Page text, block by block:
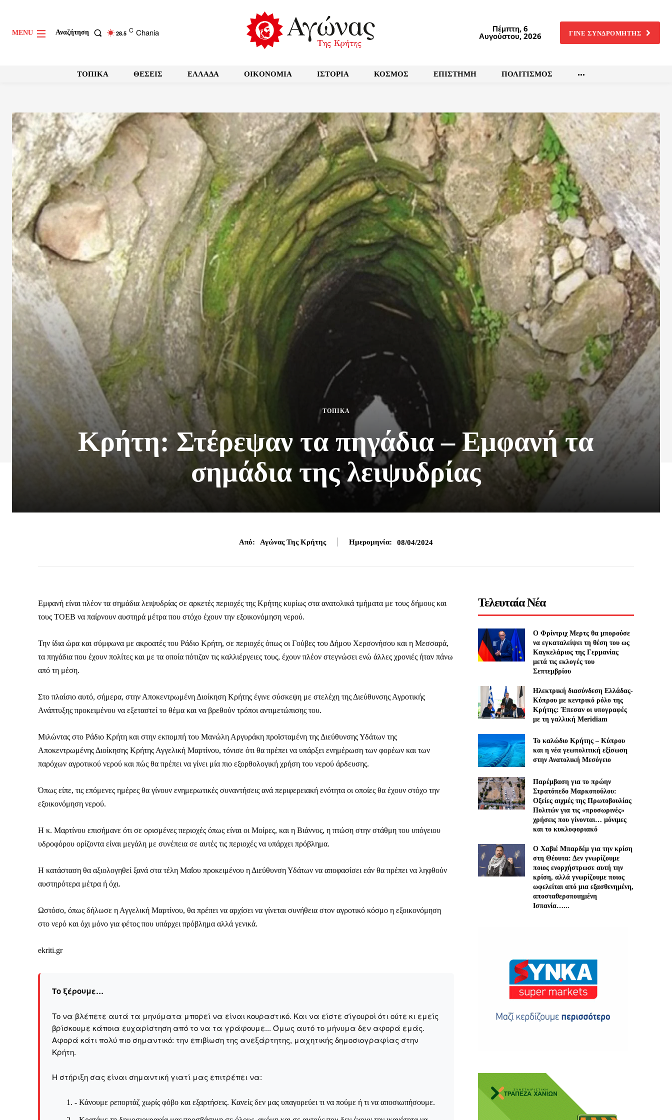
Καθημερινή Μαχητική
MENU Αναζήτηση 28.5 C Chania Πέμπτη, 6
Αυγούστου, 2026 ΓΙΝΕ ΣΥΝΔΡΟΜΗΤΗΣ
ΤΟΠΙΚΑ ΘΕΣΕΙΣ ΕΛΛΑΔΑ OIKONOMIA ΙΣΤΟΡΙΑ ΚΟΣΜΟΣ ΕΠΙΣΤΗΜΗ ΠΟΛΙΤΙΣΜΟΣ
ΤΟΠΙΚΑ
Κρήτη: Στέρεψαν τα πηγάδια – Εμφανή τα
σημάδια της λειψυδρίας
Από: Αγώνας Της Κρήτης Ημερομηνία: 08/04/2024
Εμφανή είναι πλέον τα σημάδια λειψυδρίας σε αρκετές περιοχές της Κρήτης κυρίως στα ανατολικά τμήματα με τους δήμους και
τους ΤΟΕΒ να παίρνουν αυστηρά μέτρα που στόχο έχουν την εξοικονόμηση νερού.
Την ίδια ώρα και σύμφωνα με ακροατές του Ράδιο Κρήτη, σε περιοχές όπως οι Γούβες του Δήμου Χερσονήσου και η Μεσσαρά,
τα πηγάδια που έχουν πολίτες και με τα οποία πότιζαν τις καλλιέργειες τους, έχουν πλέον στεγνώσει ενώ άλλες χρονιές ήταν πάνω
από τη μέση.
Στο πλαίσιο αυτό, σήμερα, στην Αποκεντρωμένη Διοίκηση Κρήτης έγινε σύσκεψη με στελέχη της Διεύθυνσης Αγροτικής
Ανάπτυξης προκειμένου να εξεταστεί το θέμα και να βρεθούν τρόποι αντιμετώπισης του.
Μιλώντας στο Ράδιο Κρήτη και στην εκπομπή του Μανώλη Αργυράκη προϊσταμένη της Διεύθυνσης Υδάτων της
Αποκεντρωμένης Διοίκησης Κρήτης Αγγελική Μαρτίνου, τόνισε ότι θα πρέπει να υπάρξει ενημέρωση των φορέων και των
παρόχων αγροτικού νερού και πώς θα πρέπει να γίνει μία πιο εξορθολογική χρήση του νερού άρδευσης.
Όπως είπε, τις επόμενες ημέρες θα γίνουν ενημερωτικές συναντήσεις ανά περιφερειακή ενότητα οι οποίες θα έχουν στόχο την
εξοικονόμηση νερού.
Η κ. Μαρτίνου επισήμανε ότι σε ορισμένες περιοχές όπως είναι οι Μοίρες, και η Βιάννος, η πτώση στην στάθμη του υπόγειου
υδροφόρου ορίζοντα είναι μεγάλη με συνέπεια σε αυτές τις περιοχές να υπάρχει πρόβλημα.
Η κατάσταση θα αξιολογηθεί ξανά στα τέλη Μαΐου προκειμένου η Διεύθυνση Υδάτων να αποφασίσει εάν θα πρέπει να ληφθούν
αυστηρότερα μέτρα ή όχι.
Ωστόσο, όπως δήλωσε η Αγγελική Μαρτίνου, θα πρέπει να αρχίσει να γίνεται συνήθεια στον αγροτικό κόσμο η εξοικονόμηση
στο νερό και όχι μόνο για φέτος που υπάρχει πρόβλημα αλλά γενικά.
ekriti.gr
Το ξέρουμε…
Το να βλέπετε αυτά τα μηνύματα μπορεί να είναι κουραστικό. Και να είστε σίγουροί ότι ούτε κι εμείς
βρίσκουμε κάποια ευχαρίστηση από το να τα γράφουμε... Όμως αυτό το μήνυμα δεν αφορά εμάς.
Αφορά κάτι πολύ πιο σημαντικό: την επιβίωση της ανεξάρτητης, μαχητικής δημοσιογραφίας στην
Kρήτη.
Η στήριξη σας είναι σημαντική γιατί μας επιτρέπει να:
- Κάνουμε ρεπορτάζ χωρίς φόβο και εξαρτήσεις. Κανείς δεν μας υπαγορεύει τι να πούμε ή τι να αποσιωπήσουμε.
Τελευταία Νέα
Ο Φρίντριχ Μερτς θα μπορούσε
να εγκαταλείψει τη θέση του ως
Καγκελάριος της Γερμανίας
μετά τις εκλογές του
Σεπτεμβρίου
Ηλεκτρική διασύνδεση Ελλάδας-
Κύπρου με κεντρικό ρόλο της
Κρήτης: Έπεσαν οι υπογραφές
με τη γαλλική Meridiam
Το καλώδιο Κρήτης – Κύπρου
και η νέα γεωπολιτική εξίσωση
στην Ανατολική Μεσόγειο
Παρέμβαση για το πρώην
Στρατόπεδο Μαρκοπούλου:
Οξείες αιχμές της Πρωτοβουλίας
Πολιτών για τις «προσωρινές»
χρήσεις που γίνονται… μόνιμες
και το κυκλοφοριακό
Ο Χαβιέ Μπαρδέμ για την κρίση
στη Θέουτα: Δεν γνωρίζουμε
ποιος ενορχήστρωσε αυτή την
κρίση, αλλά γνωρίζουμε ποιος
ωφελείται από μια εξασθενημένη,
αποσταθεροποιημένη
Ισπανία…...